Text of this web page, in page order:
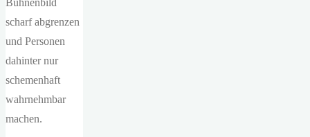
Bühnenbild
scharf abgrenzen
und Personen
dahinter nur
schemenhaft
wahrnehmbar
machen.